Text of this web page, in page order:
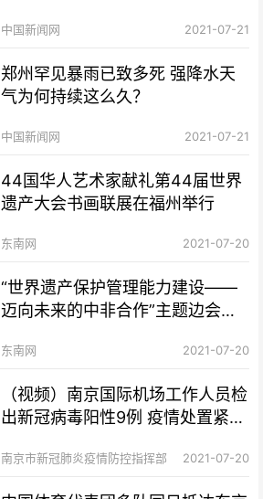
中国新闻网 2021-07-21
郑州罕见暴雨已致多死 强降水天
气为何持续这么久？
中国新闻网 2021-07-21
44国华人艺术家献礼第44届世界
遗产大会书画联展在福州举行
东南网 2021-07-20
“世界遗产保护管理能力建设——
迈向未来的中非合作”主题边会在
东南网 2021-07-20
（视频）南京国际机场工作人员检
出新冠病毒阳性9例 疫情处置紧张
南京市新冠肺炎疫情防控指挥部 2021-07-20